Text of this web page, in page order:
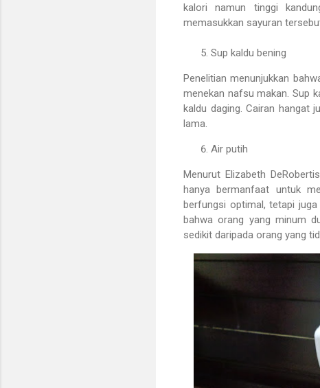
kalori namun tinggi
memasukkan sayuran
Sup kaldu bening
Penelitian menunjukkan
menekan nafsu makan. Sup
kaldu daging. Cairan hangat
lama.
Air putih
Menurut Elizabeth
hanya bermanfaat untuk
berfungsi optimal, tetapi
bahwa orang yang minum
sedikit daripada orang yang